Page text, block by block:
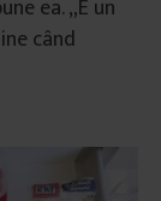
ea. „E un
când